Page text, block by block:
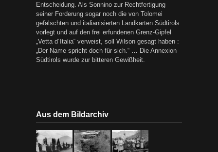
Entscheidung. Als Sonnino zur Rechtfertigung
seiner Forderung sogar noch die von Tolomei
gefälschten und italianisierten Landkarten Südtirols
vorlegt und auf den frei erfundenen Grenz-Gipfel
„Vetta d´Italia“ verweist, soll Wilson gesagt haben :
„Der Name spricht doch für sich.“ … Die Annexion
Südtirols wurde zur bitteren Gewißheit.
Aus dem Bildarchiv